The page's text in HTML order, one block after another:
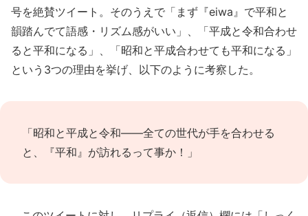
号を絶賛ツイート。そのうえで「まず『eiwa』で平和と
韻踏んでて語感・リズム感がいい」、「平成と令和合わせ
ると平和になる」、「昭和と平成合わせても平和になる」
という3つの理由を挙げ、以下のように考察した。
「昭和と平成と令和――全ての世代が手を合わせる
と、『平和』が訪れるって事か！」